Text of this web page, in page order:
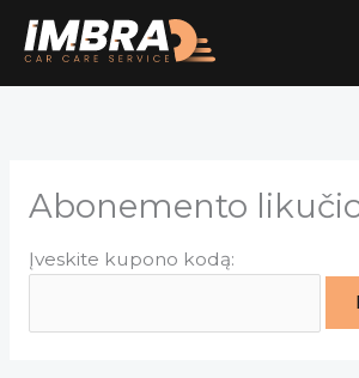
prie
turinio
Abonemento
Įveskite kupono kodą: